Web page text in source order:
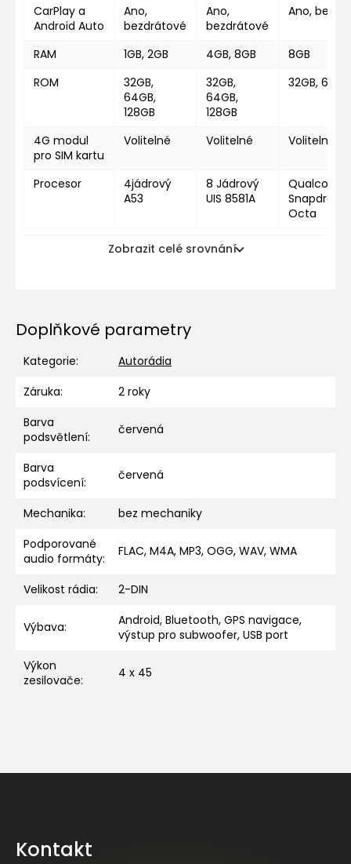
CarPlay a
Android Auto
Ano,
bezdrátové
Ano,
bezdrátové
Ano,
RAM 1GB, 2GB 4GB, 8GB
8GB
ROM
32GB,
64GB,
128GB
32GB,
64GB,
128GB
32GB,
4G modul
pro SIM kartu
Volitelné Volitelné Volitelné
Procesor
4jádrový
A53
8 Jádrový
UIS 8581A
Octa
Zobrazit celé srovnání
Doplňkové parametry
Kategorie:
Autorádia
Záruka:
2 roky
Barva
podsvětlení: červená
Barva
podsvícení: červená
Mechanika:
bez mechaniky
Podporované
audio formáty: FLAC, M4A, MP3, OGG, WAV, WMA
Velikost rádia: 2-DIN
Výbava:
Android, Bluetooth, GPS navigace,
výstup pro subwoofer, USB port
Výkon
zesilovače: 4 x 45
Kontakt